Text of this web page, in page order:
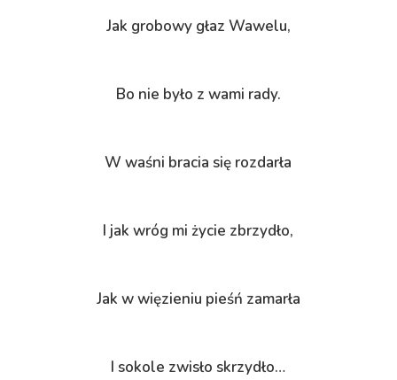
Jak grobowy głaz Wawelu,
Bo nie było z wami rady.
W waśni bracia się rozdarła
I jak wróg mi życie zbrzydło,
Jak w więzieniu pieśń zamarła
I sokole zwisło skrzydło…